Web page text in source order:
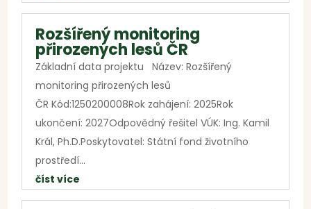
Rozšířený monitoring
přirozených lesů ČR
Základní data projektu Název: Rozšířený
monitoring přirozených lesů
ČR Kód:1250200008Rok zahájení: 2025Rok
ukončení: 2027Odpovědný řešitel VÚK: Ing. Kamil
Král, Ph.D.Poskytovatel: Státní fond životního
prostředí...
číst více